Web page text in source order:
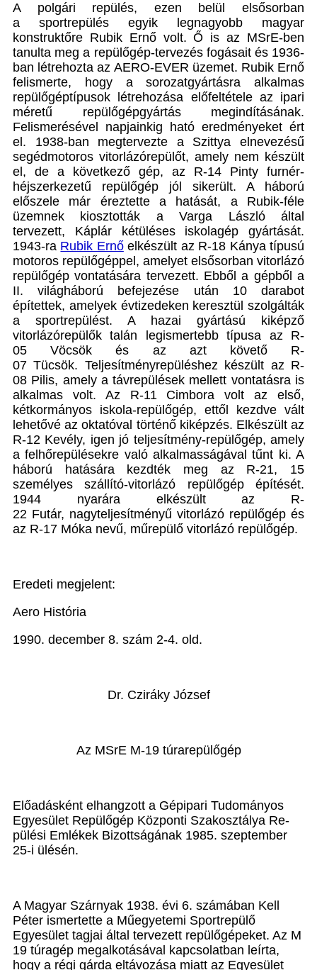
A polgári repülés, ezen belül elsősorban
a sportrepülés egyik legnagyobb magyar
konstruktőre Rubik Ernő volt. Ő is az MSrE-ben
tanulta meg a repülőgép-tervezés fogásait és 1936-
ban létrehozta az AERO-EVER üzemet. Rubik Ernő
felismerte, hogy a sorozatgyártásra alkalmas
repülőgéptípusok létrehozása előfeltétele az ipari
méretű repülőgépgyártás megindításának.
Felismerésével napjainkig ható eredményeket ért
el. 1938-ban megtervezte a Szittya elnevezésű
segédmotoros vitorlázórepülőt, amely nem készült
el, de a következő gép, az R-14 Pinty furnér-
héjszerkezetű repülőgép jól sikerült. A háború
előszele már éreztette a hatását, a Rubik-féle
üzemnek kiosztották a Varga László által
tervezett, Káplár kétüléses iskolagép gyártását.
1943-ra Rubik Ernőelkészült az R-18 Kánya típusú
motoros repülőgéppel, amelyet elsősorban vitorlázó
repülőgép vontatására tervezett. Ebből a gépből a
II. világháború befejezése után 10 darabot
építettek, amelyek évtizedeken keresztül szolgálták
a sportrepülést. A hazai gyártású kiképző
vitorlázórepülők talán legismertebb típusa az R-
05 Vöcsök és az azt követő R-
07 Tücsök. Teljesítményrepüléshez készült az R-
08 Pilis, amely a távrepülések mellett vontatásra is
alkalmas volt. Az R-11 Cimbora volt az első,
kétkormányos iskola-repülőgép, ettől kezdve vált
lehetővé az oktatóval történő kiképzés. Elkészült az
R-12 Kevély, igen jó teljesítmény-repülőgép, amely
a felhőrepülésekre való alkalmasságával tűnt ki. A
háború hatására kezdték meg az R-21, 15
személyes szállító-vitorlázó repülőgép építését.
1944 nyarára elkészült az R-
22 Futár, nagyteljesítményű vitorlázó repülőgép és
az R-17 Móka nevű, műrepülő vitorlázó repülőgép.
Eredeti megjelent:
Aero História
1990. december 8. szám 2-4. old.
Dr. Cziráky József
Az MSrE M-19 túrarepülőgép
Előadásként elhangzott a Gépipari Tudományos
Egyesület Repülőgép Központi Szakosztálya Re­
pülési Emlékek Bizottságának 1985. szeptember
25-i ülésén.
A Magyar Szárnyak 1938. évi 6. számában Kell
Péter ismertette a Műegyetemi Sportrepülő
Egyesület tagjai által tervezett repülőgépeket. Az M
19 túragép megal­kotásával kapcsolatban leírta,
hogy a régi gárda eltávo­zása miatt az Egyesület